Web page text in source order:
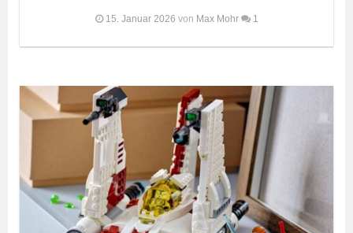
15. Januar 2026 von Max Mohr 1